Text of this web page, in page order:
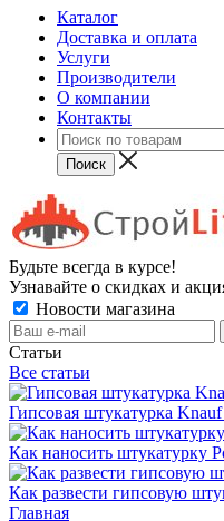
Каталог
Доставка и оплата
Услуги
Производители
О компании
Контакты
Будьте всегда в курсе!
Узнавайте о скидках и
Новости магазина
Статьи
Все статьи
Гипсовая штукатурка
Как наносить штукатурку
Как развести гипсовую
Главная